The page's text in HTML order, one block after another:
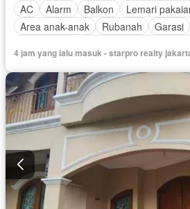
AC
Alarm Balkon
Lemari
Area anak-anak
Rubanah Garasi
Dapur lengkap
Fully fenced
Pemanasan
Panggang Gym
Dapur terpadu
Hot water Interkom
Gas alam
Angkat Jacuzzi
Outdoor entertaining area
Ruang
Pemandangan panorama
Pay TV
Secure parking
Spa Ruang layanan
Telephone
Taman atap
Lapangan tenis
Tangki air Teras
4 jam yang lalu masuk - starpro realty